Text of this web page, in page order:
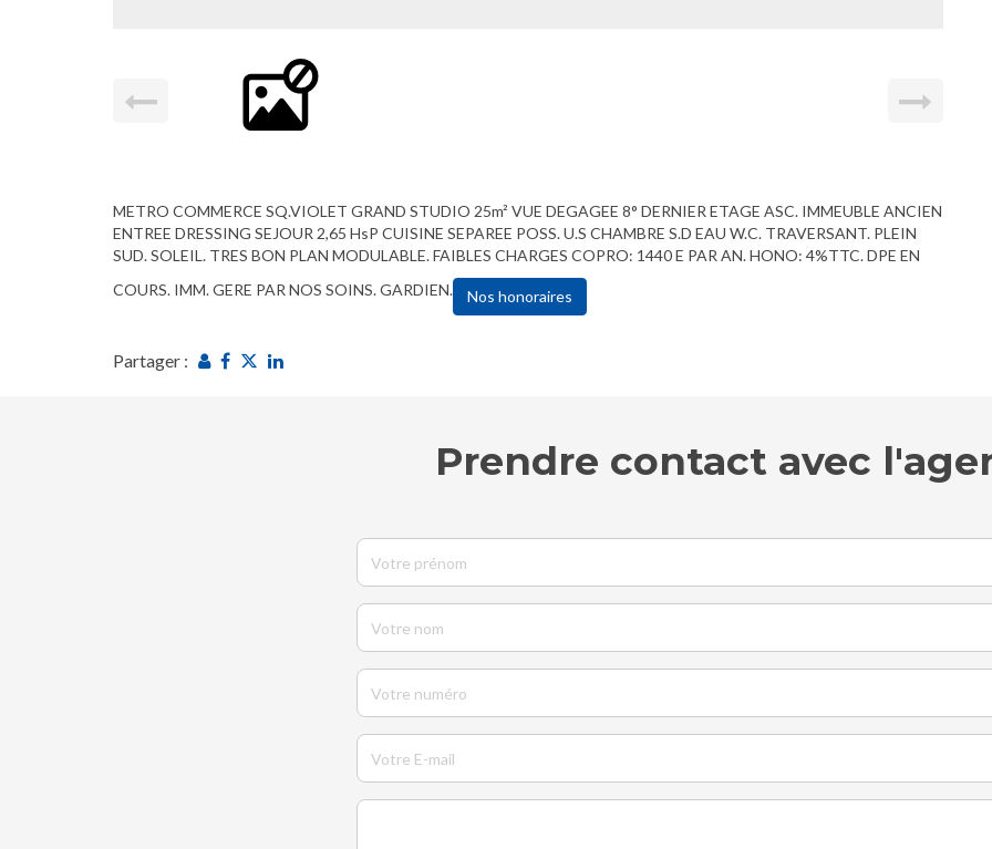
METRO COMMERCE SQ.VIOLET GRAND STUDIO 25m² VUE DEGAGEE 8° DERNIER ETAGE ASC. IMMEUBLE ANCIEN
ENTREE DRESSING SEJOUR 2,65 HsP CUISINE SEPAREE POSS. U.S CHAMBRE S.D EAU W.C. TRAVERSANT. PLEIN
SUD. SOLEIL. TRES BON PLAN MODULABLE. FAIBLES CHARGES COPRO: 1440 E PAR AN. HONO: 4%TTC. DPE EN
COURS. IMM. GERE PAR NOS SOINS. GARDIEN.
Nos honoraires
Partager :
Prendre contact avec